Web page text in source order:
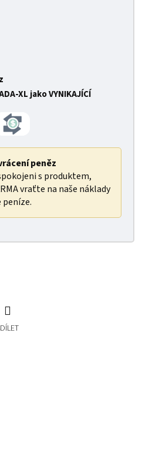
XL jako VYNIKAJÍCÍ
peněz
s produktem,
vraťte na naše náklady